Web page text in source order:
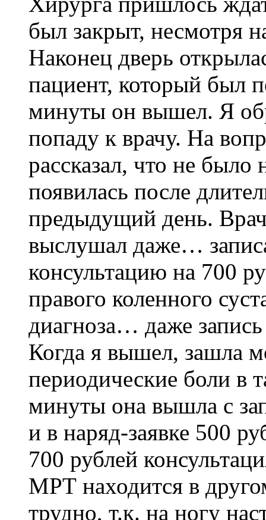
был закрыт, несмотря
Наконец дверь
пациент, который был
минуты он вышел. Я
попаду к врачу. На
рассказал, что не
появилась после
предыдущий день.
выслушал даже…
консультацию на 700
правого коленного
диагноза… даже запись
Когда я вышел, зашла
периодические боли в
минуты она вышла с
и в наряд-заявке 500
700 рублей
МРТ находится в
трудно, т.к. на ногу